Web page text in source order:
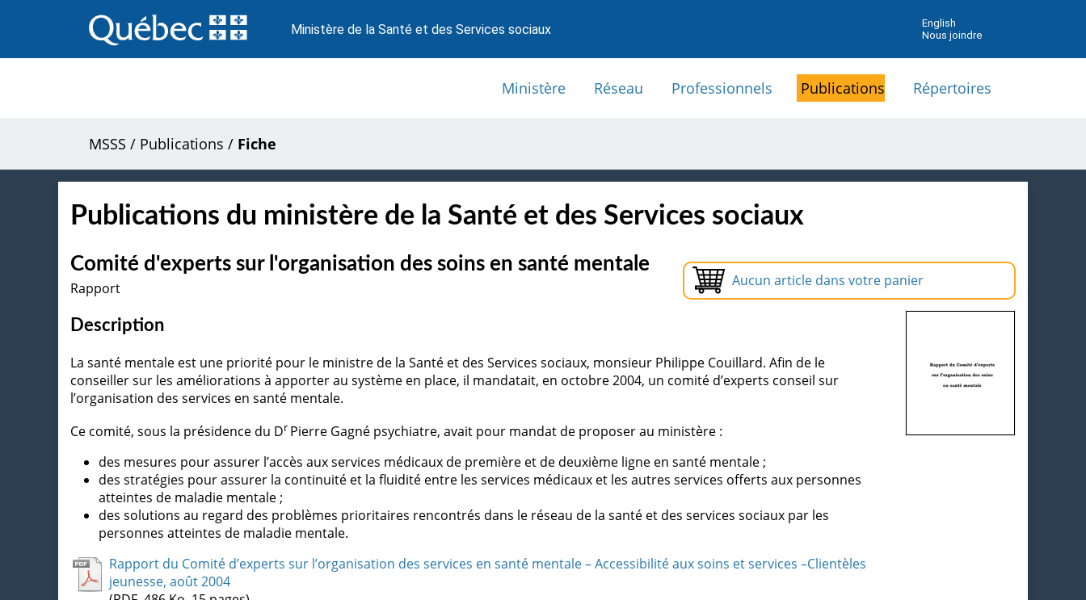
au
contenu
Ministère de la Santé et des Services sociaux
English
Nous joindre
Ministère Réseau Professionnels Publications Répertoires
MSSS / Publications / Fiche
Publications du ministère de la Santé et des Services sociaux
Aucun article dans votre panier
Comité d'experts sur l'organisation des soins en santé mentale
Rapport
Description
La santé mentale est une priorité pour le ministre de la Santé et des Services sociaux, monsieur Philippe Couillard. Afin de le
conseiller sur les améliorations à apporter au système en place, il mandatait, en octobre 2004, un comité d’experts conseil sur
l’organisation des services en santé mentale.
Ce comité, sous la présidence du Dr Pierre Gagné psychiatre, avait pour mandat de proposer au ministère :
des mesures pour assurer l’accès aux services médicaux de première et de deuxième ligne en santé mentale ;
des stratégies pour assurer la continuité et la fluidité entre les services médicaux et les autres services offerts aux personnes
atteintes de maladie mentale ;
des solutions au regard des problèmes prioritaires rencontrés dans le réseau de la santé et des services sociaux par les
personnes atteintes de maladie mentale.
Rapport du Comité d’experts sur l’organisation des services en santé mentale – Accessibilité aux soins et services –Clientèles
jeunesse, août 2004